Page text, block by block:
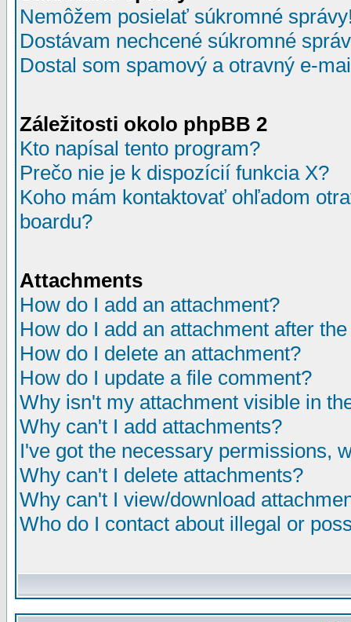
Nemôžem posielať súkromné
Dostávam nechcené súkromné
Dostal som spamový a otravný e-
Záležitosti okolo phpBB 2
Kto napísal tento program?
Prečo nie je k dispozícií funkcia X?
Koho mám kontaktovať ohľadom
boardu?
Attachments
How do I add an attachment?
How do I add an attachment after
How do I delete an attachment?
How do I update a file comment?
Why isn't my attachment visible in
Why can't I add attachments?
I've got the necessary permissions,
Why can't I delete attachments?
Why can't I view/download
Who do I contact about illegal or